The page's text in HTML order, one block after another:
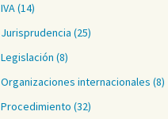
IVA(14)
Jurisprudencia (25)
Legislación (8)
Organizaciones internacionales (8)
Procedimiento (32)